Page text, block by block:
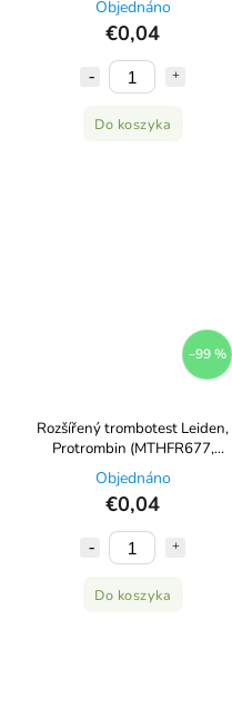
Objednáno
€0,04
Do koszyka
–99 %
Rozšířený trombotest Leiden,
Protrombin (MTHFR677,
MTHFR1298)
Objednáno
€0,04
Do koszyka